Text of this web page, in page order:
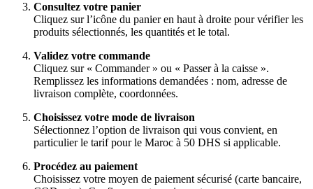
Consultez votre panier
Cliquez sur l’icône du panier en haut à droite pour vérifier les
produits sélectionnés, les quantités et le total.
Validez votre commande
Cliquez sur « Commander » ou « Passer à la caisse ».
Remplissez les informations demandées : nom, adresse de
livraison complète, coordonnées.
Choisissez votre mode de livraison
Sélectionnez l’option de livraison qui vous convient, en
particulier le tarif pour le Maroc à 50 DHS si applicable.
Procédez au paiement
Choisissez votre moyen de paiement sécurisé (carte bancaire,